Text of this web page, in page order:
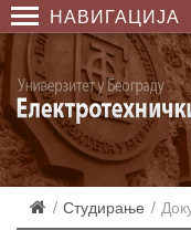
НАВИГАЦИЈА
Студирање